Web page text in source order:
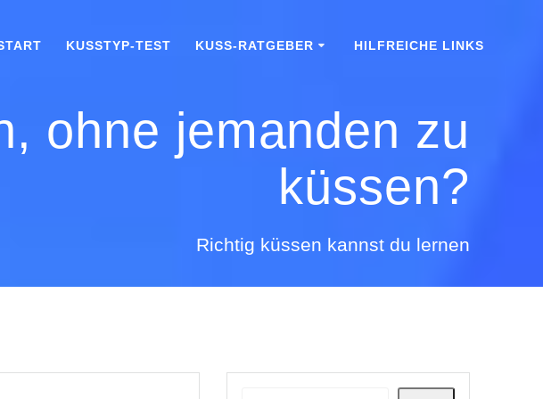
KUSSTYP-TEST KUSS-RATGEBER HILFREICHE LINKS
ohne jemanden zu
küssen?
Richtig küssen kannst du lernen